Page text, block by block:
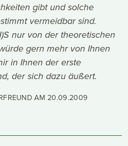
gibt und solche
vermeidbar sind.
nur von der theoretischen
gern mehr von Ihnen
in Ihnen der erste
der sich dazu äußert.
AM20.09.2009